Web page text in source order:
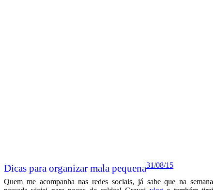
Dicas para organizar mala pequena31/08/15
Quem me acompanha nas redes sociais, já sabe que na semana